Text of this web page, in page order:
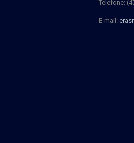
Telefone:
E-mail: